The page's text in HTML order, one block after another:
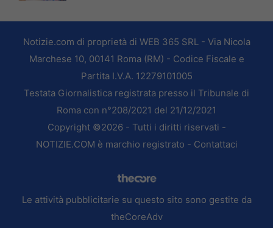
Notizie.com di proprietà di WEB 365 SRL - Via Nicola
Marchese 10, 00141 Roma (RM) - Codice Fiscale e
Partita I.V.A. 12279101005
Testata Giornalistica registrata presso il Tribunale di
Roma con n°208/2021 del 21/12/2021
Copyright ©2026 - Tutti i diritti riservati -
NOTIZIE.COM è marchio registrato - Contattaci
Le attività pubblicitarie su questo sito sono gestite da
theCoreAdv